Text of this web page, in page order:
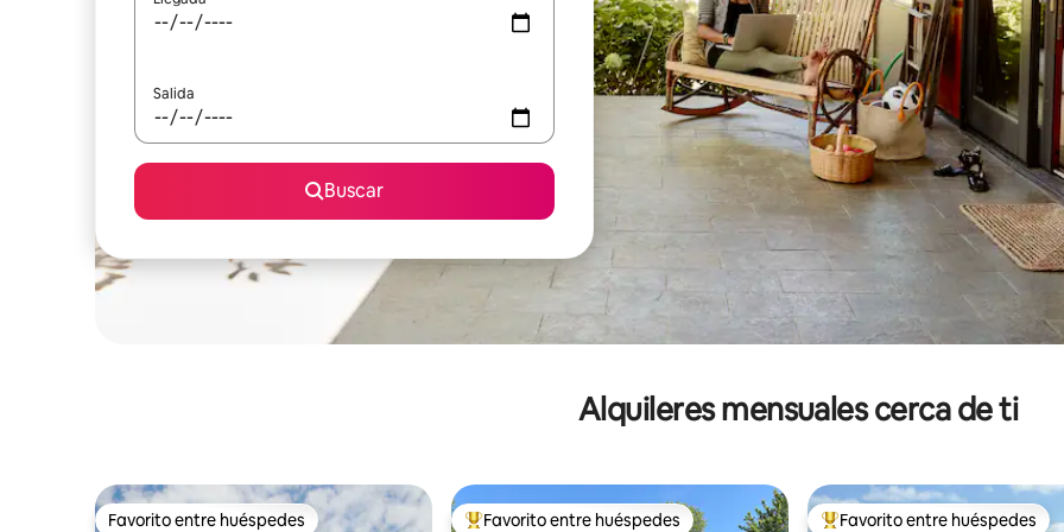
Salida
Buscar
Alquileres mensuales cerca de ti
Favorito entre huéspedes Favorito entre huéspedes Favorito entre huéspedes